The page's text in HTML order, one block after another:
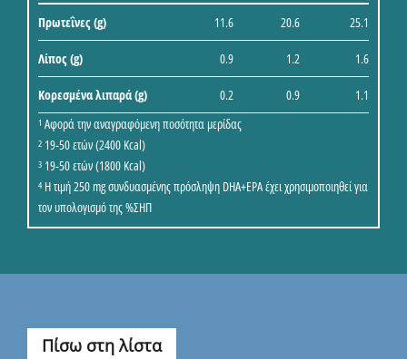
Πρωτεΐνες (g) 11.6 20.6 25.1
Λίπος (g) 0.9 1.2 1.6
Κορεσμένα λιπαρά (g) 0.2 0.9 1.1
1 Αφορά την αναγραφόμενη ποσότητα μερίδας
2 19-50 ετών (2400 Kcal)
3 19-50 ετών (1800 Kcal)
4 Η τιμή 250 mg συνδυασμένης πρόσληψη DHA+EPA έχει χρησιμοποιηθεί για
τον υπολογισμό της %ΣΗΠ
Πίσω στη λίστα